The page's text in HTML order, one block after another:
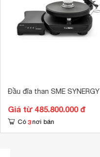
Đầu đĩa than SME SYNERGY
Giá từ 485.800.000 đ
Có 3 nơi bán